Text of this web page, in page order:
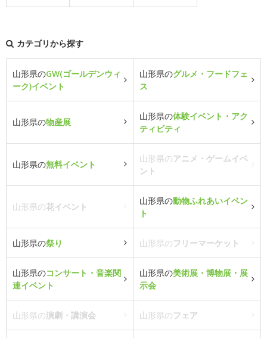
カテゴリから探す
山形県のGW(ゴールデンウィ
ーク)イベント
山形県のグルメ・フードフェ
ス
山形県の物産展
山形県の体験イベント・アク
ティビティ
山形県の無料イベント
山形県のアニメ・ゲームイベ
ント
山形県の花イベント
山形県の動物ふれあいイベン
ト
山形県の祭り 山形県のフリーマーケット
山形県のコンサート・音楽関
連イベント
山形県の美術展・博物展・展
示会
山形県の演劇・講演会 山形県のフェア